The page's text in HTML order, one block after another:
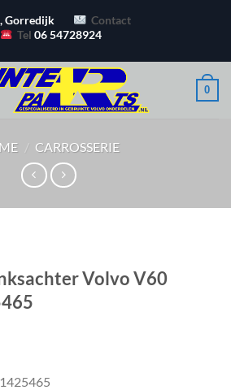
Gorredijk
Contact
Tel06 54728924
0
/ CARROSSERIE
Volvo V60